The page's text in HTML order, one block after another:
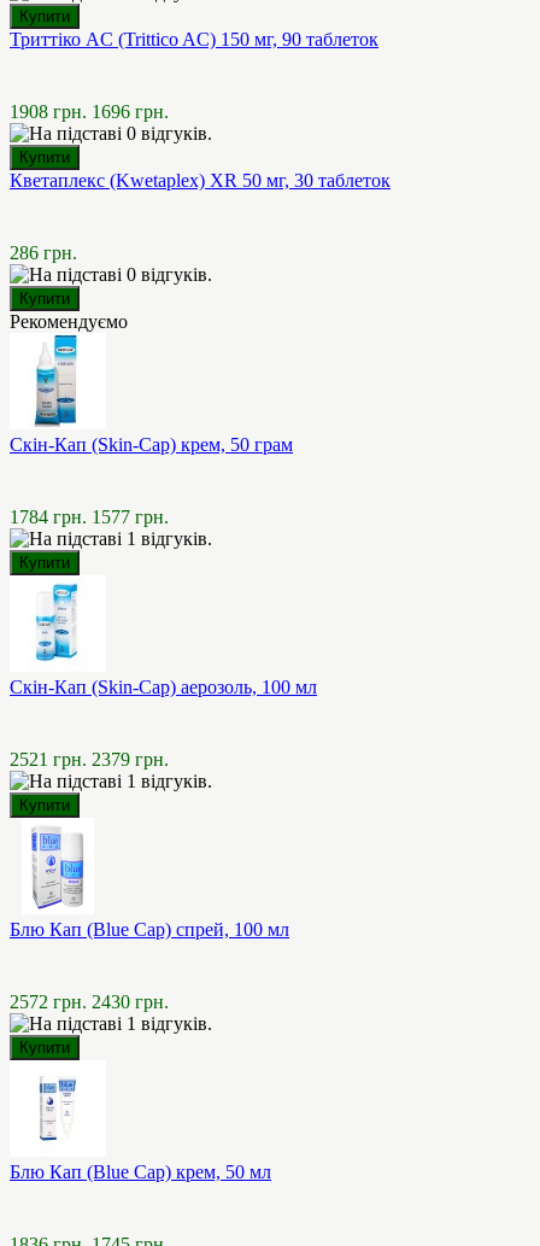
Триттіко AC (Trittico AC) 150 мг, 90 таблеток
1908 грн. 1696 грн.
Кветаплекс (Kwetaplex) XR 50 мг, 30 таблеток
286 грн.
Рекомендуємо
Скін-Кап (Skin-Cap) крем, 50 грам
1784 грн. 1577 грн.
Скін-Кап (Skin-Cap) аерозоль, 100 мл
2521 грн. 2379 грн.
Блю Кап (Blue Cap) спрей, 100 мл
2572 грн. 2430 грн.
Блю Кап (Blue Cap) крем, 50 мл